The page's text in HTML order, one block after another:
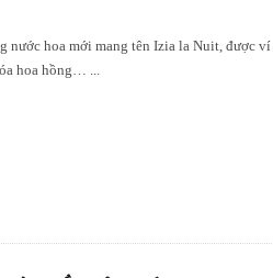
nước hoa mới mang tên Izia la Nuit, được
hoa hồng… ...